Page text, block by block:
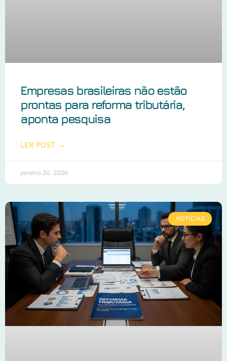
Empresas brasileiras não estão
prontas para reforma tributária,
aponta pesquisa
LER POST →
janeiro 20, 2026
NOTÍCIAS